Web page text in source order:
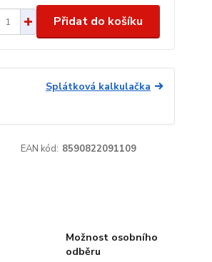
Přidat do košíku
Splátková kalkulačka
EAN kód: 8590822091109
Možnost osobního
odběru